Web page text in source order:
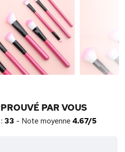
PAR VOUS
33 - Note moyenne 4.67/5